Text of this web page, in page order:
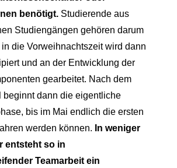
benötigt. Studierende aus
Studiengängen gehören darum
die Vorweihnachtszeit wird dann
und an der Entwicklung der
gearbeitet. Nach dem
beginnt dann die eigentliche
bis im Mai endlich die ersten
werden können. In weniger
entsteht so in
Teamarbeit ein